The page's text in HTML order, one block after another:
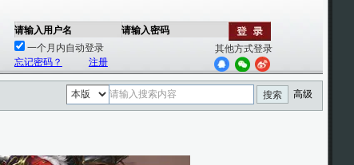
请输入用户名
请输入密码
一个月内自动登录
忘记密码？
注册
其他方式登录
搜索 高级